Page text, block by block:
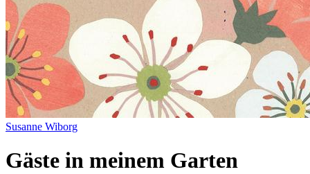
Susanne Wiborg
Gäste in meinem Garten